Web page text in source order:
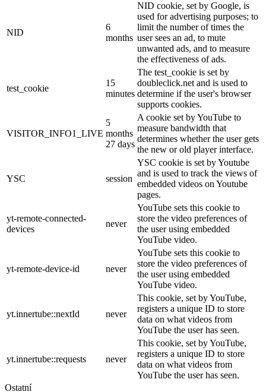
NID
6
months
NID cookie, set by Google, is
used for advertising purposes; to
limit the number of times the
user sees an ad, to mute
unwanted ads, and to measure
the effectiveness of ads.
test_cookie
15
minutes
The test_cookie is set by
doubleclick.net and is used to
determine if the user's browser
supports cookies.
VISITOR_INFO1_LIVE
5
months
27 days
A cookie set by YouTube to
measure bandwidth that
determines whether the user gets
the new or old player interface.
YSC session
YSC cookie is set by Youtube
and is used to track the views of
embedded videos on Youtube
pages.
yt-remote-connected-
devices
never
YouTube sets this cookie to
store the video preferences of
the user using embedded
YouTube video.
yt-remote-device-id never
YouTube sets this cookie to
store the video preferences of
the user using embedded
YouTube video.
yt.innertube::nextId never
This cookie, set by YouTube,
registers a unique ID to store
data on what videos from
YouTube the user has seen.
yt.innertube::requests never
This cookie, set by YouTube,
registers a unique ID to store
data on what videos from
YouTube the user has seen.
Ostatní